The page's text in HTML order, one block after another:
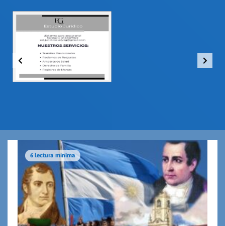
6 lectura mínima